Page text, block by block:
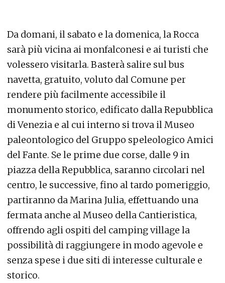
Da domani, il sabato e la domenica, la Rocca
sarà più vicina ai monfalconesi e ai turisti che
volessero visitarla. Basterà salire sul bus
navetta, gratuito, voluto dal Comune per
rendere più facilmente accessibile il
monumento storico, edificato dalla Repubblica
di Venezia e al cui interno si trova il Museo
paleontologico del Gruppo speleologico Amici
del Fante. Se le prime due corse, dalle 9 in
piazza della Repubblica, saranno circolari nel
centro, le successive, fino al tardo pomeriggio,
partiranno da Marina Julia, effettuando una
fermata anche al Museo della Cantieristica,
offrendo agli ospiti del camping village la
possibilità di raggiungere in modo agevole e
senza spese i due siti di interesse culturale e
storico.